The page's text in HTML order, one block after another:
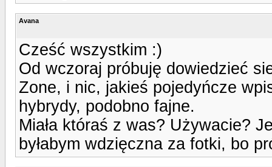
Avana
Cześć wszystkim :)
Od wczoraj próbuję dowiedzieć
Zone, i nic, jakieś pojedyńcze
hybrydy, podobno fajne.
Miała któraś z was? Używacie?
byłabym wdzięczna za fotki, bo